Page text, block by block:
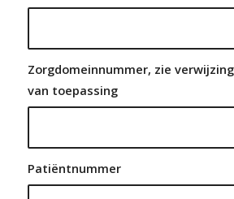
Zorgdomeinnummer, zie
van toepassing
Patiëntnummer